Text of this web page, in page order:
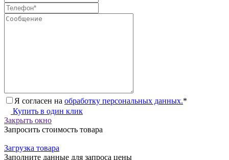
Я согласен на обработку персональных данных.*
Купить в один клик
Закрыть окно
Запросить стоимость товара
Загрузка товара
Заполните данные для запроса цены